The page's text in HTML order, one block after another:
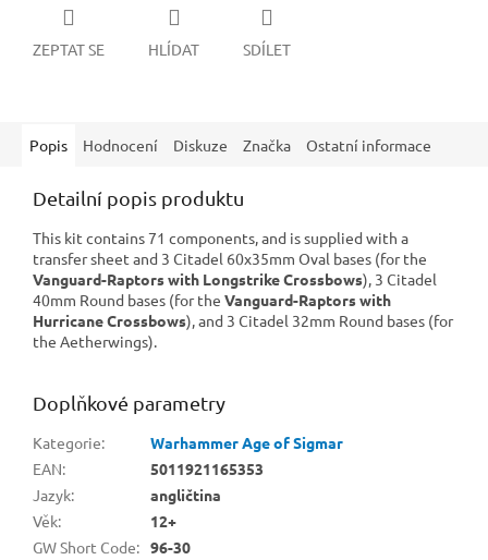
ZEPTAT SE HLÍDAT SDÍLET
Popis Hodnocení Diskuze Značka Ostatní informace
Detailní popis produktu
This kit contains 71 components, and is supplied with a
transfer sheet and 3 Citadel 60x35mm Oval bases (for the
Vanguard-Raptors with Longstrike Crossbows), 3 Citadel
40mm Round bases (for the Vanguard-Raptors with
Hurricane Crossbows), and 3 Citadel 32mm Round bases (for
the Aetherwings).
Doplňkové parametry
Kategorie:
Warhammer Age of Sigmar
EAN:
5011921165353
Jazyk:
angličtina
Věk:
12+
GW Short Code: 96-30